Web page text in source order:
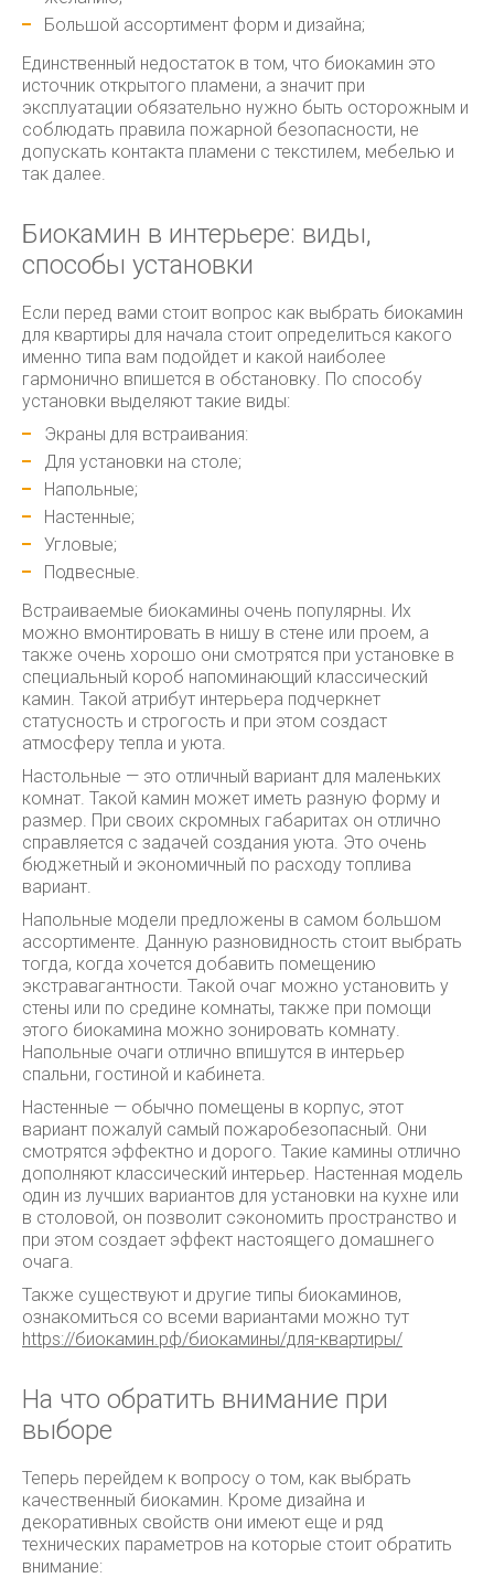
Большой ассортимент форм и дизайна;
Единственный недостаток в том, что биокамин это
источник открытого пламени, а значит при
эксплуатации обязательно нужно быть осторожным и
соблюдать правила пожарной безопасности, не
допускать контакта пламени с текстилем, мебелью и
так далее.
Биокамин в интерьере: виды,
способы установки
Если перед вами стоит вопрос как выбрать биокамин
для квартиры для начала стоит определиться какого
именно типа вам подойдет и какой наиболее
гармонично впишется в обстановку. По способу
установки выделяют такие виды:
Экраны для встраивания:
Для установки на столе;
Напольные;
Настенные;
Угловые;
Подвесные.
Встраиваемые биокамины очень популярны. Их
можно вмонтировать в нишу в стене или проем, а
также очень хорошо они смотрятся при установке в
специальный короб напоминающий классический
камин. Такой атрибут интерьера подчеркнет
статусность и строгость и при этом создаст
атмосферу тепла и уюта.
Настольные — это отличный вариант для маленьких
комнат. Такой камин может иметь разную форму и
размер. При своих скромных габаритах он отлично
справляется с задачей создания уюта. Это очень
бюджетный и экономичный по расходу топлива
вариант.
Напольные модели предложены в самом большом
ассортименте. Данную разновидность стоит выбрать
тогда, когда хочется добавить помещению
экстравагантности. Такой очаг можно установить у
стены или по средине комнаты, также при помощи
этого биокамина можно зонировать комнату.
Напольные очаги отлично впишутся в интерьер
спальни, гостиной и кабинета.
Настенные — обычно помещены в корпус, этот
вариант пожалуй самый пожаробезопасный. Они
смотрятся эффектно и дорого. Такие камины отлично
дополняют классический интерьер. Настенная модель
один из лучших вариантов для установки на кухне или
в столовой, он позволит сэкономить пространство и
при этом создает эффект настоящего домашнего
очага.
Также существуют и другие типы биокаминов,
ознакомиться со всеми вариантами можно тут
https://биокамин.рф/биокамины/для-квартиры/
На что обратить внимание при
выборе
Теперь перейдем к вопросу о том, как выбрать
качественный биокамин. Кроме дизайна и
декоративных свойств они имеют еще и ряд
технических параметров на которые стоит обратить
внимание: